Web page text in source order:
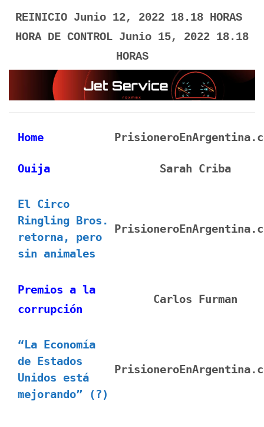
REINICIO Junio 12, 2022 18.18 HORAS
HORA DE CONTROL Junio 15, 2022 18.18
HORAS
Home
Ouija Sarah Criba
El Circo
Ringling Bros.
retorna, pero
sin animales
Premios a la
corrupción
Carlos Furman
“La Economía
de Estados
Unidos está
mejorando” (?)